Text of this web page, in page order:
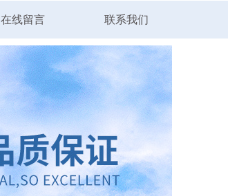
在线留言 联系我们